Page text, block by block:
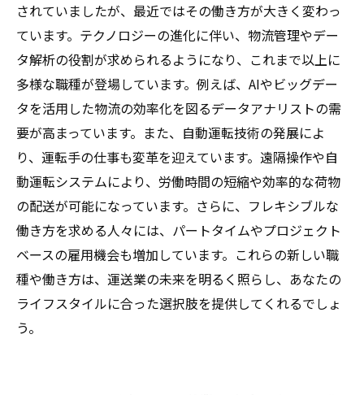
運送業への理解を深める：新しい可能性が待っ
ている
されていましたが、最近ではその働き方が大きく変わっ
ています。テクノロジーの進化に伴い、物流管理やデー
タ解析の役割が求められるようになり、これまで以上に
多様な職種が登場しています。例えば、AIやビッグデー
タを活用した物流の効率化を図るデータアナリストの需
要が高まっています。また、自動運転技術の発展によ
り、運転手の仕事も変革を迎えています。遠隔操作や自
動運転システムにより、労働時間の短縮や効率的な荷物
の配送が可能になっています。さらに、フレキシブルな
働き方を求める人々には、パートタイムやプロジェクト
ベースの雇用機会も増加しています。これらの新しい職
種や働き方は、運送業の未来を明るく照らし、あなたの
ライフスタイルに合った選択肢を提供してくれるでしょ
う。